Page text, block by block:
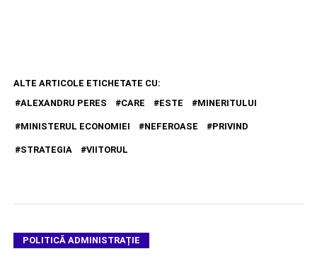
ALTE ARTICOLE ETICHETATE CU:
ALEXANDRU PERES
CARE ESTE MINERITULUI
MINISTERUL ECONOMIEI NEFEROASE PRIVIND
STRATEGIA VIITORUL
POLITICĂ ADMINISTRAȚIE